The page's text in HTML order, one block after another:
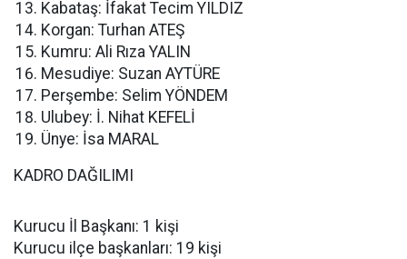
Kabataş: İfakat Tecim YILDIZ
Korgan: Turhan ATEŞ
Kumru: Ali Rıza YALIN
Mesudiye: Suzan AYTÜRE
Perşembe: Selim YÖNDEM
Ulubey: İ. Nihat KEFELİ
Ünye: İsa MARAL
KADRO DAĞILIMI
Kurucu İl Başkanı: 1 kişi
Kurucu ilçe başkanları: 19 kişi